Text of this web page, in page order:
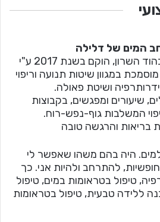
המים של דלילה
מרחב טיפולים בקציר ובהוד השרון, הוקם בשנת 2017 ע"י
במגוון שיטות תנועה וריפוי
ושיטת פאולה.
שיעורים ומפגשים, בקבוצות
המשלבות גוף-נפש-רוח.
בריאות והרגשה טובה
היה בהם משהו שאפשר לי
להתרחב ולהיות אני. כך
טיפול בטראומות במים, טיפול
ללידה טבעית, טיפול בטראומות